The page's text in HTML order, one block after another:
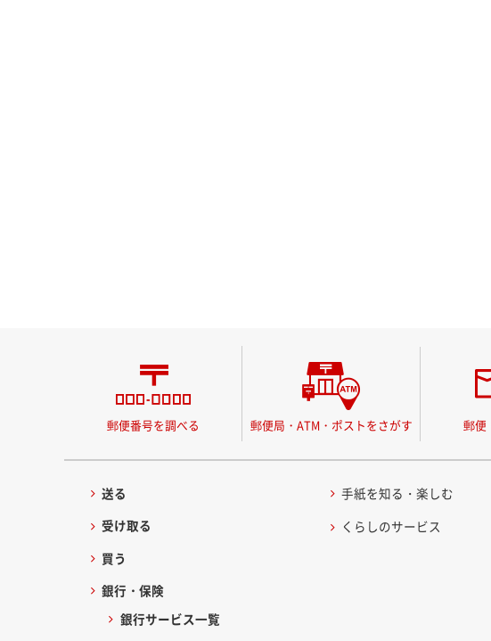
郵便番号を調べる 郵便局・ATM・ポストをさがす 郵便
送る
受け取る
買う
銀行・保険
銀行サービス一覧
手紙を知る・楽しむ
くらしのサービス